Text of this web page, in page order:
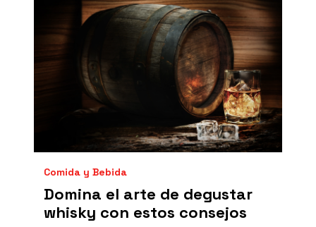
Comida y Bebida
Domina el arte de degustar
whisky con estos consejos